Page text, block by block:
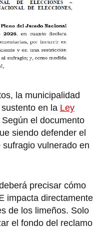
la municipalidad
en la Ley
Según el documento
siendo defender el
vulnerado en
precisar cómo
impacta directamente
de los limeños. Solo
el fondo del reclamo